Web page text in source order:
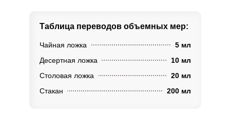
Таблица переводов объемных мер:
Чайная ложка
5 мл
Десертная ложка
10 мл
Столовая ложка
20 мл
Стакан
200 мл